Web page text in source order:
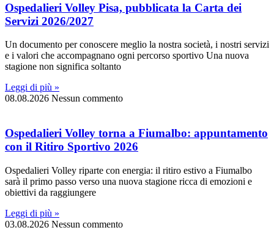
Ospedalieri Volley Pisa, pubblicata la Carta dei
Servizi 2026/2027
Un documento per conoscere meglio la nostra società, i nostri servizi
e i valori che accompagnano ogni percorso sportivo Una nuova
stagione non significa soltanto
Leggi di più »
08.08.2026 Nessun commento
Ospedalieri Volley torna a Fiumalbo: appuntamento
con il Ritiro Sportivo 2026
Ospedalieri Volley riparte con energia: il ritiro estivo a Fiumalbo
sarà il primo passo verso una nuova stagione ricca di emozioni e
obiettivi da raggiungere
Leggi di più »
03.08.2026 Nessun commento